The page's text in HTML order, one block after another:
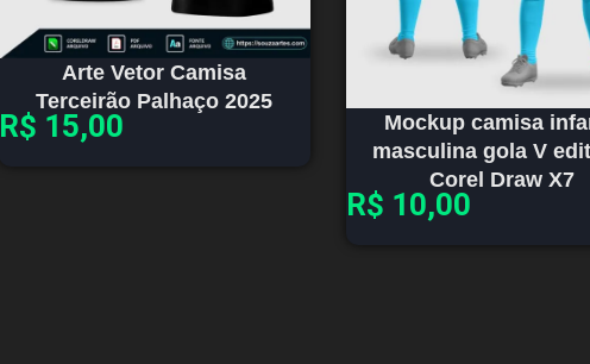
Arte Vetor Camisa
Terceirão Palhaço 2025
R$ 15,00
Mockup camisa
masculina gola V
Corel Draw X7
R$ 10,00